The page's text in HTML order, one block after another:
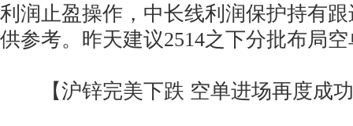
利润止盈操作，中长线利润保护持有
供参考。昨天建议2514之下分批布局
【沪锌完美下跌 空单进场再度成